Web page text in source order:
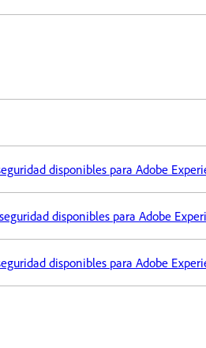
disponibles para Adobe
disponibles para Adobe
disponibles para Adobe